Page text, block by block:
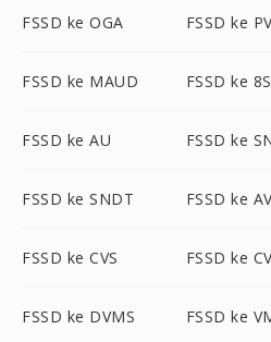
FSSD ke OGA FSSD ke
FSSD ke MAUD FSSD ke
FSSD ke AU FSSD ke
FSSD ke SNDT FSSD ke
FSSD ke CVS FSSD ke
FSSD ke DVMS FSSD ke